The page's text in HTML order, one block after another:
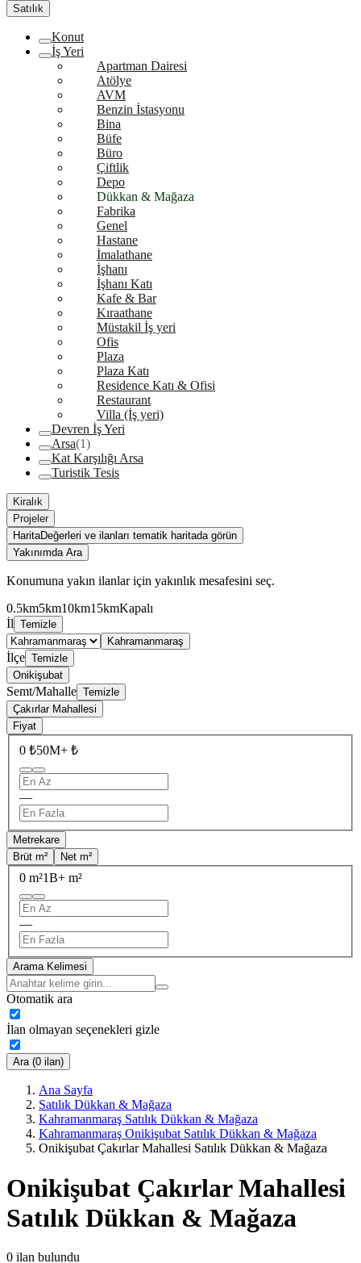
Satılık
Konut
İş Yeri
Apartman Dairesi
Atölye
AVM
Benzin İstasyonu
Bina
Büfe
Büro
Çiftlik
Depo
Dükkan & Mağaza
Fabrika
Genel
Hastane
İmalathane
İşhanı
İşhanı Katı
Kafe & Bar
Kıraathane
Müstakil İş yeri
Ofis
Plaza
Plaza Katı
Residence Katı & Ofisi
Restaurant
Villa (İş yeri)
Devren İş Yeri
Arsa(1)
Kat Karşılığı Arsa
Turistik Tesis
Kiralık
Projeler
HaritaDeğerleri ve ilanları tematik haritada görün
Yakınımda Ara
Konumuna yakın ilanlar için yakınlık mesafesini seç.
0.5km5km10km15kmKapalı
İl Temizle
Kahramanmaraş
İlçe Temizle
Onikişubat
Semt/Mahalle Temizle
Çakırlar Mahallesi
Fiyat
0 ₺50M+ ₺
—
Metrekare
Brüt m²
Net m²
0 m²1B+ m²
—
Arama Kelimesi
Otomatik ara
İlan olmayan seçenekleri gizle
Ara (0 ilan)
Ana Sayfa
Satılık Dükkan & Mağaza
Kahramanmaraş Satılık Dükkan & Mağaza
Kahramanmaraş Onikişubat Satılık Dükkan & Mağaza
Onikişubat Çakırlar Mahallesi Satılık Dükkan & Mağaza
Onikişubat Çakırlar Mahallesi
Satılık Dükkan & Mağaza
0 ilan bulundu